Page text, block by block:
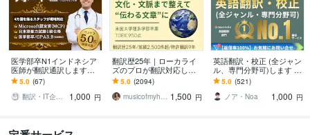
医学部卒N1インドネシア
医師が翻訳通訳します
【ライティング・翻訳カ
テゴリ1位獲得】すべて最
高品質翻訳。
5.0 (67)
翻訳・IT企業ニホンネシア【海外展開】
1,000 円
翻訳歴25年｜ローカライ
ズのプロが翻訳対応しま
す 翻訳を超えたローカラ
イゼーションで自然な表
現に仕上げます
5.0 (2094)
musicofmyheart 1,500 円
英語翻訳・校正 (全ジャン
ル、専門分野可)します ●
高品質 | ネイティブレベル
のプロが日英翻訳サポー
ト●
5.0 (521)
ノア・Noa
1,000 円